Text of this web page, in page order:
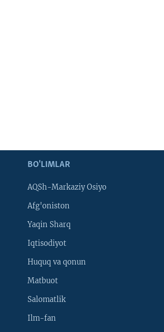
BO'LIMLAR
AQSh-Markaziy Osiyo
Afg'oniston
Yaqin Sharq
Iqtisodiyot
Huquq va qonun
Matbuot
Salomatlik
Ilm-fan